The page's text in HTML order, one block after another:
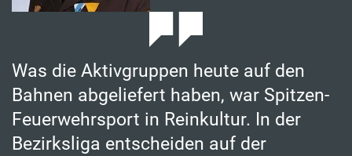
Was die Aktivgruppen heute auf den
Bahnen abgeliefert haben, war Spitzen-
Feuerwehrsport in Reinkultur. In der
Bezirksliga entscheiden auf der